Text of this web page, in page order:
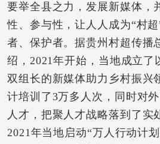
要举全县之力，发展新媒体，
性、参与性，让人人成为“村
者、保护者。据贵州村超传播
绍，2021年开始，当地成立了
双组长的新媒体助力乡村振兴
计培训了3万多人次，同时对
人才，把聚人才战略落到了实
2021年当地启动“万人行动计